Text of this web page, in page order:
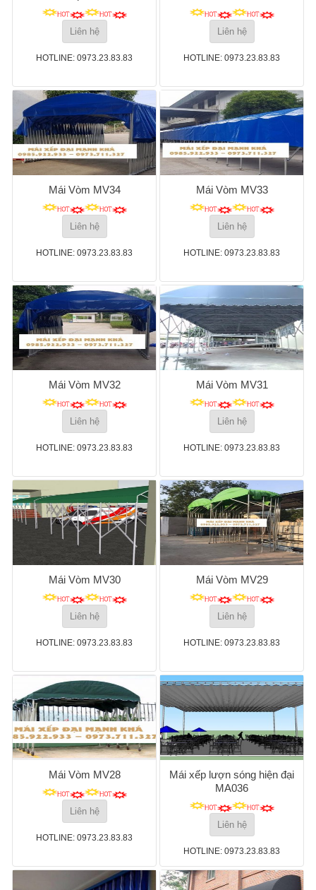
Liên hệ
HOTLINE: 0973.23.83.83
Liên hệ
HOTLINE: 0973.23.83.83
Mái Vòm MV34
Liên hệ
HOTLINE: 0973.23.83.83
Mái Vòm MV33
Liên hệ
HOTLINE: 0973.23.83.83
Mái Vòm MV32
Liên hệ
HOTLINE: 0973.23.83.83
Mái Vòm MV31
Liên hệ
HOTLINE: 0973.23.83.83
Mái Vòm MV30
Liên hệ
HOTLINE: 0973.23.83.83
Mái Vòm MV29
Liên hệ
HOTLINE: 0973.23.83.83
Mái Vòm MV28
Liên hệ
HOTLINE: 0973.23.83.83
Mái xếp lượn sóng hiện đại
MA036
Liên hệ
HOTLINE: 0973.23.83.83